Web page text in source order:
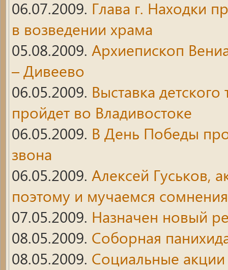
06.07.2009. Глава г. Находки
в возведении храма
05.08.2009. Архиепископ
– Дивеево
06.05.2009. Выставка
пройдет во Владивостоке
06.05.2009. В День Победы
звона
06.05.2009. Алексей Гуськов,
поэтому и мучаемся
07.05.2009. Назначен новый
08.05.2009. Соборная
08.05.2009. Социальные